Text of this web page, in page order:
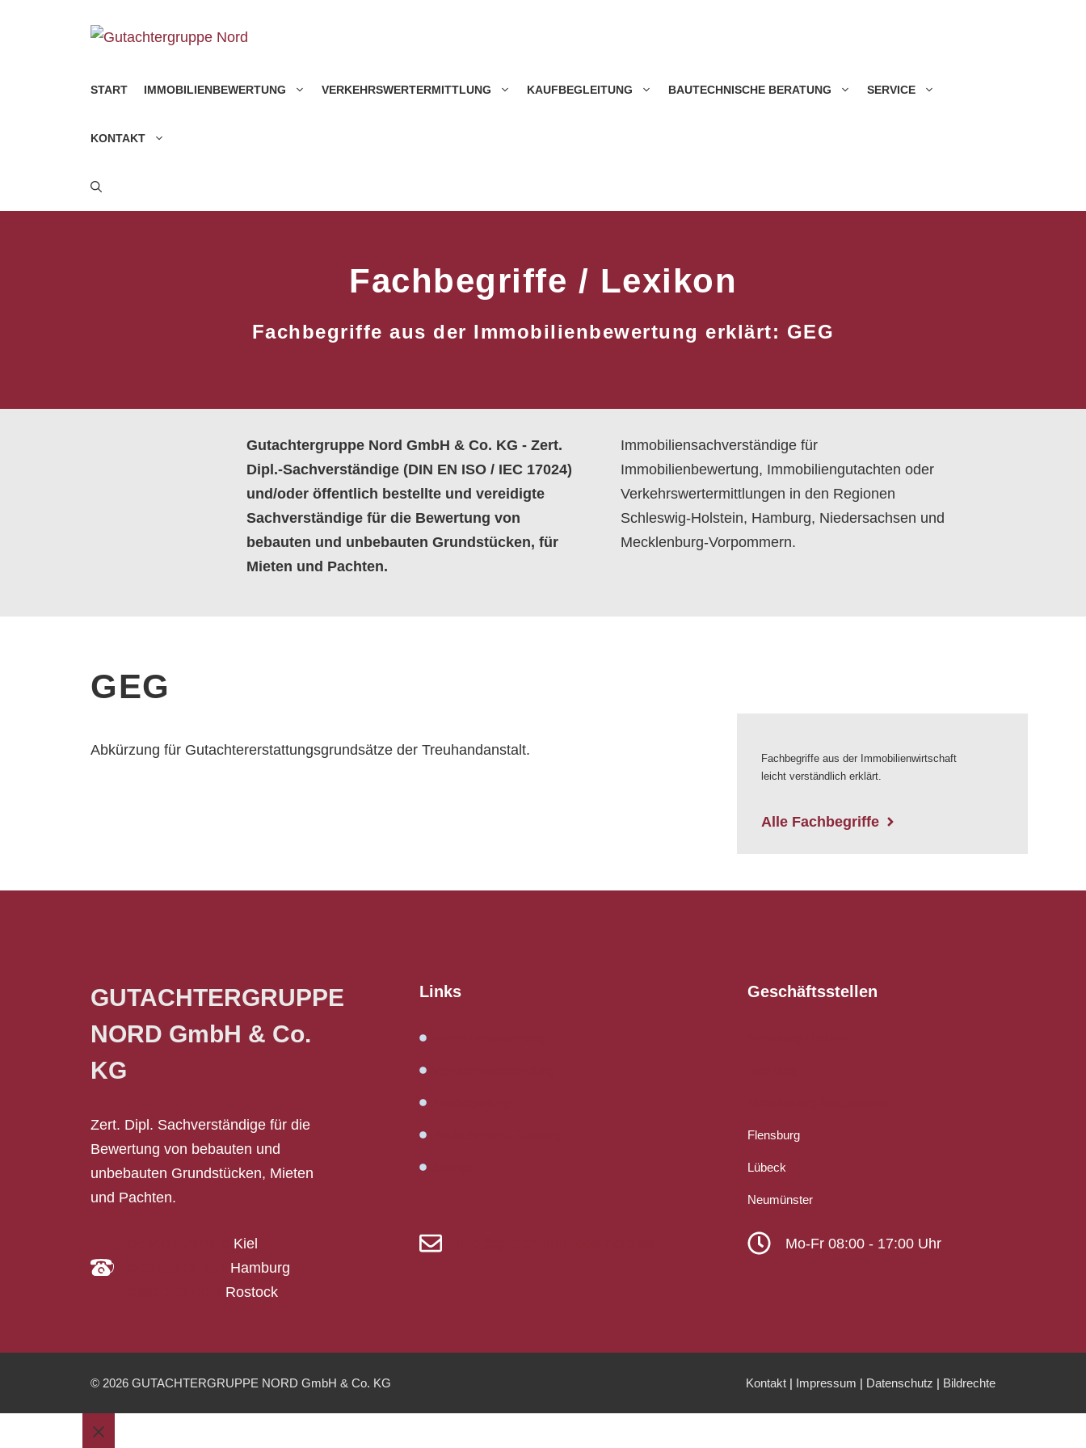
START IMMOBILIENBEWERTUNG VERKEHRSWERTERMITTLUNG KAUFBEGLEITUNG BAUTECHNISCHE BERATUNG SERVICE
KONTAKT
Fachbegriffe / Lexikon
Fachbegriffe aus der Immobilienbewertung erklärt: GEG
Gutachtergruppe Nord GmbH & Co. KG - Zert.
Dipl.-Sachverständige (DIN EN ISO / IEC 17024)
und/oder öffentlich bestellte und vereidigte
Sachverständige für die Bewertung von
bebauten und unbebauten Grundstücken, für
Mieten und Pachten.
Immobiliensachverständige für
Immobilienbewertung, Immobiliengutachten oder
Verkehrswertermittlungen in den Regionen
Schleswig-Holstein, Hamburg, Niedersachsen und
Mecklenburg-Vorpommern.
GEG
Abkürzung für Gutachtererstattungsgrundsätze der Treuhandanstalt.
Fachbegriffe aus der Immobilienwirtschaft
leicht verständlich erklärt.
Alle Fachbegriffe
GUTACHTERGRUPPE
NORD GmbH & Co.
KG
Zert. Dipl. Sachverständige für die
Bewertung von bebauten und
unbebauten Grundstücken, Mieten
und Pachten.
Links Geschäftsstellen
Flensburg
Lübeck
Neumünster
Kiel
Hamburg
Rostock
Mo-Fr 08:00 - 17:00 Uhr
© 2026 GUTACHTERGRUPPE NORD GmbH & Co. KG Kontakt | Impressum | Datenschutz | Bildrechte